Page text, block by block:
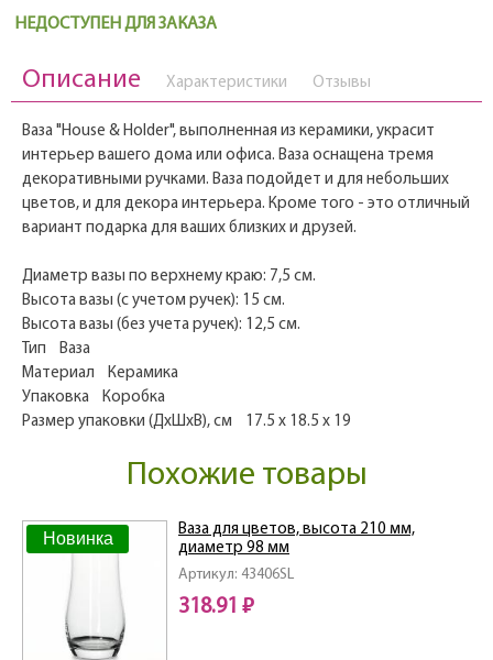
НЕДОСТУПЕН ДЛЯ ЗАКАЗА
Описание Характеристики Отзывы
Ваза "House & Holder", выполненная из керамики, украсит
интерьер вашего дома или офиса. Ваза оснащена тремя
декоративными ручками. Ваза подойдет и для небольших
цветов, и для декора интерьера. Кроме того - это отличный
вариант подарка для ваших близких и друзей.
Диаметр вазы по верхнему краю: 7,5 см.
Высота вазы (с учетом ручек): 15 см.
Высота вазы (без учета ручек): 12,5 см.
Тип Ваза
Материал Керамика
Упаковка Коробка
Размер упаковки (ДхШхВ), см 17.5 x 18.5 x 19
Похожие товары
Новинка
Артикул: 43406SL
Ваза для цветов, высота 210 мм,
диаметр 98 мм
318.91 ₽